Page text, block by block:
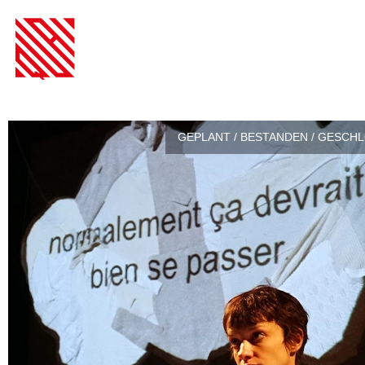
GEPLANT / BESTANDEN /